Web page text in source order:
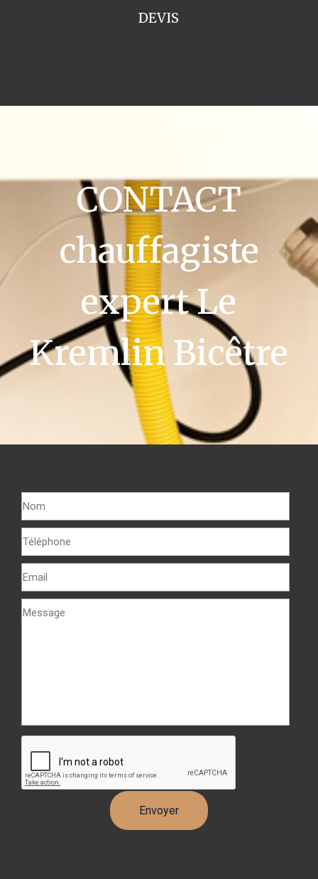
DEVIS
CONTACT
chauffagiste
expert Le
Kremlin Bicêtre